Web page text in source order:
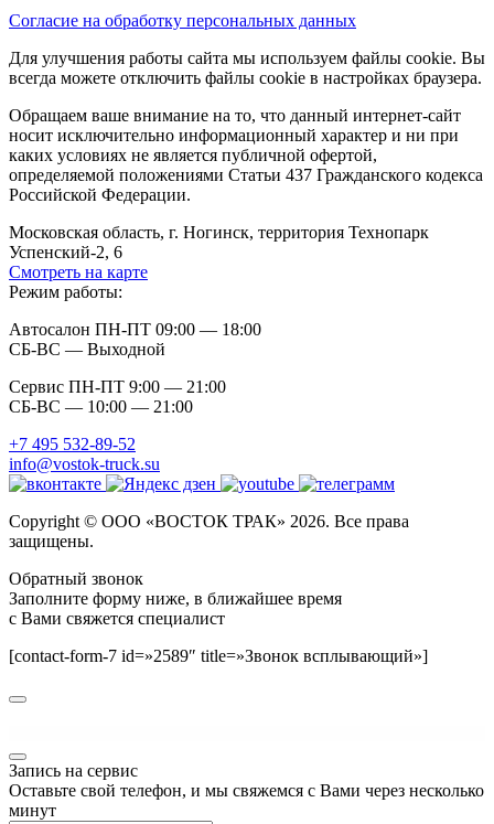
Согласие на обработку персональных данных
Для улучшения работы сайта мы используем файлы cookie. Вы
всегда можете отключить файлы cookie в настройках браузера.
Обращаем ваше внимание на то, что данный интернет-сайт
носит исключительно информационный характер и ни при
каких условиях не является публичной офертой,
определяемой положениями Статьи 437 Гражданского кодекса
Российской Федерации.
Московская область, г. Ногинск, территория Технопарк
Успенский-2, 6
Смотреть на карте
Режим работы:
Автосалон ПН-ПТ 09:00 — 18:00
СБ-ВС — Выходной
Сервис ПН-ПТ 9:00 — 21:00
СБ-ВС — 10:00 — 21:00
+7 495 532-89-52
info@vostok-truck.su
Copyright © ООО «ВОСТОК ТРАК» 2026. Все права
защищены.
Обратный звонок
Заполните форму ниже, в ближайшее время
с Вами свяжется специалист
[contact-form-7 id=»2589″ title=»Звонок всплывающий»]
Запись на сервис
Оставьте свой телефон, и мы свяжемся с Вами через несколько
минут